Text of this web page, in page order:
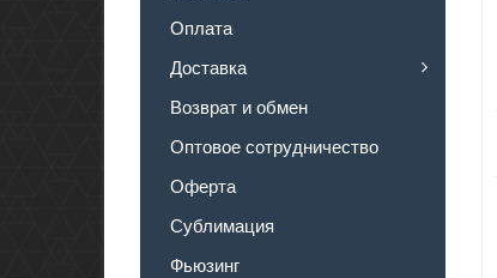
Оплата
Доставка
Возврат и обмен
Оптовое сотрудничество
Оферта
Сублимация
Фьюзинг